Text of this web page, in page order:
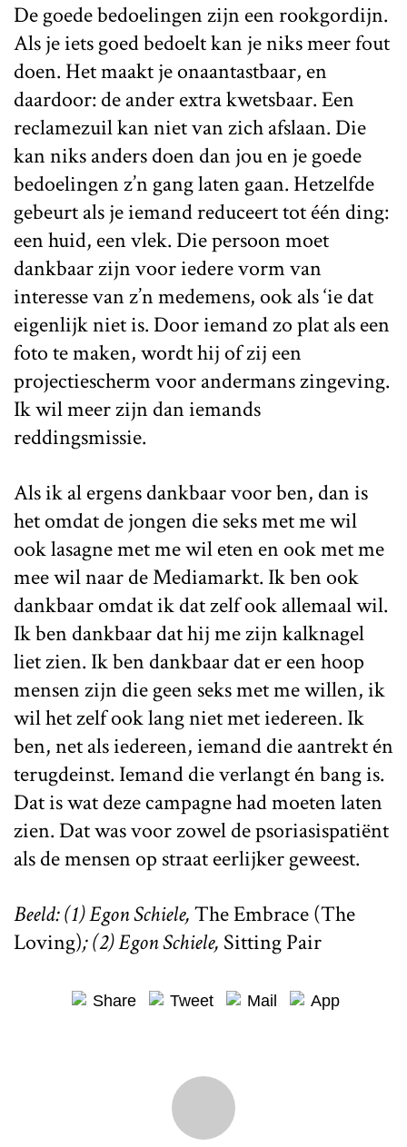
De goede bedoelingen zijn een rookgordijn.
Als je iets goed bedoelt kan je niks meer fout
doen. Het maakt je onaantastbaar, en
daardoor: de ander extra kwetsbaar. Een
reclamezuil kan niet van zich afslaan. Die
kan niks anders doen dan jou en je goede
bedoelingen z’n gang laten gaan. Hetzelfde
gebeurt als je iemand reduceert tot één ding:
een huid, een vlek. Die persoon moet
dankbaar zijn voor iedere vorm van
interesse van z’n medemens, ook als ‘ie dat
eigenlijk niet is. Door iemand zo plat als een
foto te maken, wordt hij of zij een
projectiescherm voor andermans zingeving.
Ik wil meer zijn dan iemands
reddingsmissie.
Als ik al ergens dankbaar voor ben, dan is
het omdat de jongen die seks met me wil
ook lasagne met me wil eten en ook met me
mee wil naar de Mediamarkt. Ik ben ook
dankbaar omdat ik dat zelf ook allemaal wil.
Ik ben dankbaar dat hij me zijn kalknagel
liet zien. Ik ben dankbaar dat er een hoop
mensen zijn die geen seks met me willen, ik
wil het zelf ook lang niet met iedereen. Ik
ben, net als iedereen, iemand die aantrekt én
terugdeinst. Iemand die verlangt én bang is.
Dat is wat deze campagne had moeten laten
zien. Dat was voor zowel de psoriasispatiënt
als de mensen op straat eerlijker geweest.
Beeld: (1) Egon Schiele,The Embrace (The
Loving); (2) Egon Schiele, Sitting Pair
Share Tweet Mail App